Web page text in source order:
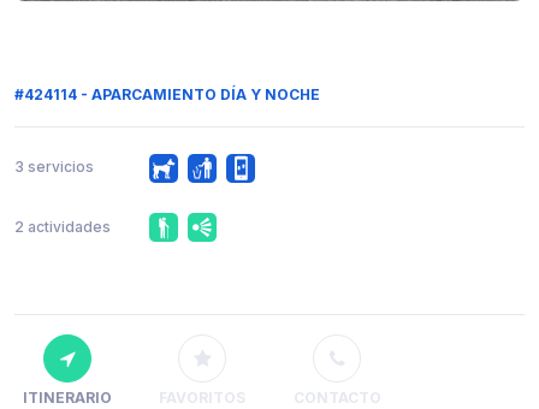
#424114 - APARCAMIENTO DÍA Y NOCHE
3 servicios
2 actividades
ITINERARIO FAVORITOS CONTACTO